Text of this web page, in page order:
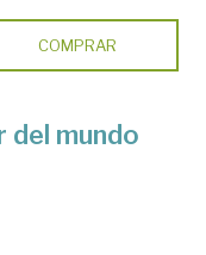
COMPRAR
del mundo